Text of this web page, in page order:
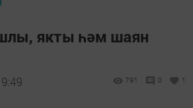
якты һәм шаян
791 0 1